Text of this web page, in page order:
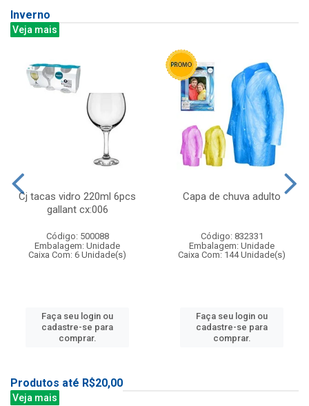
Inverno
Veja mais
Cj tacas vidro 220ml 6pcs
gallant cx:006
Código: 500088
Embalagem: Unidade
Caixa Com: 6 Unidade(s)
Faça seu login ou
cadastre-se para
comprar.
Capa de chuva adulto
Código: 832331
Embalagem: Unidade
Caixa Com: 144 Unidade(s)
Faça seu login ou
cadastre-se para
comprar.
Produtos até R$20,00
Veja mais